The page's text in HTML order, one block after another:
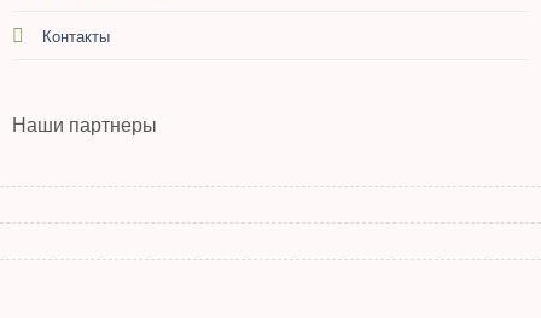
Контакты
Наши партнеры